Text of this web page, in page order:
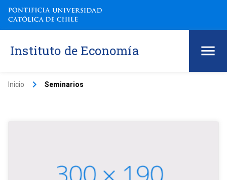
Instituto de Economía
Inicio keyboard_arrow_right Seminarios